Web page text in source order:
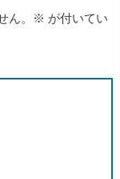
ん。 ※ が付いてい